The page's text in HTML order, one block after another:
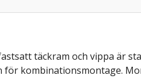
täckram och vippa är
kombinationsmontage.